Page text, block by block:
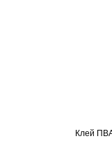
Клей